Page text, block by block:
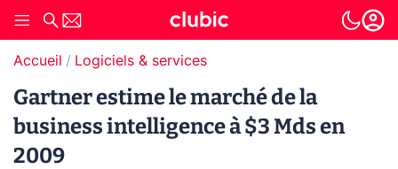
Accueil Logiciels & services
Gartner estime le marché de la
business intelligence à $3 Mds en
2009